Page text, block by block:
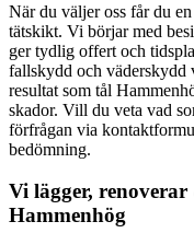
När du väljer oss får du
tätskikt. Vi börjar med
ger tydlig offert och
fallskydd och väderskydd
resultat som tål
skador. Vill du veta vad
förfrågan via
bedömning.
Vi lägger,
Hammenhög